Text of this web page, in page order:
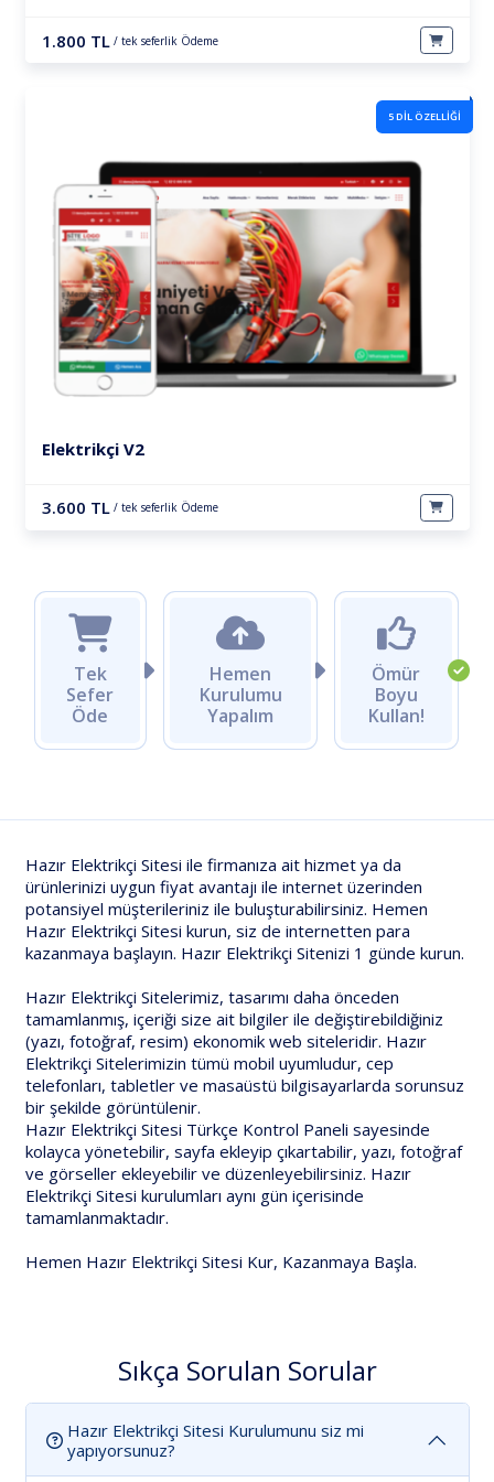
1.800 TL / tek seferlik Ödeme
5 DİL ÖZELLİĞİ
Elektrikçi V2
3.600 TL / tek seferlik Ödeme
Tek
Sefer
Öde
Hemen
Kurulumu
Yapalım
Ömür
Boyu
Kullan!
Hazır Elektrikçi Sitesi ile firmanıza ait hizmet ya da
ürünlerinizi uygun fiyat avantajı ile internet üzerinden
potansiyel müşterileriniz ile buluşturabilirsiniz. Hemen
Hazır Elektrikçi Sitesi kurun, siz de internetten para
kazanmaya başlayın. Hazır Elektrikçi Sitenizi 1 günde kurun.
Hazır Elektrikçi Sitelerimiz, tasarımı daha önceden
tamamlanmış, içeriği size ait bilgiler ile değiştirebildiğiniz
(yazı, fotoğraf, resim) ekonomik web siteleridir. Hazır
Elektrikçi Sitelerimizin tümü mobil uyumludur, cep
telefonları, tabletler ve masaüstü bilgisayarlarda sorunsuz
bir şekilde görüntülenir.
Hazır Elektrikçi Sitesi Türkçe Kontrol Paneli sayesinde
kolayca yönetebilir, sayfa ekleyip çıkartabilir, yazı, fotoğraf
ve görseller ekleyebilir ve düzenleyebilirsiniz. Hazır
Elektrikçi Sitesi kurulumları aynı gün içerisinde
tamamlanmaktadır.
Hemen Hazır Elektrikçi Sitesi Kur, Kazanmaya Başla.
Sıkça Sorulan Sorular
Hazır Elektrikçi Sitesi Kurulumunu siz mi
yapıyorsunuz?